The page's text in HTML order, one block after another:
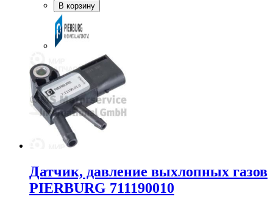
В корзину
Датчик, давление выхлопных газов
PIERBURG 711190010